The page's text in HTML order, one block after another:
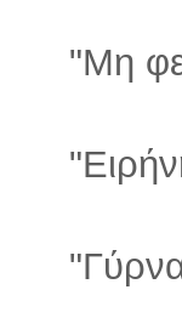
"Μη